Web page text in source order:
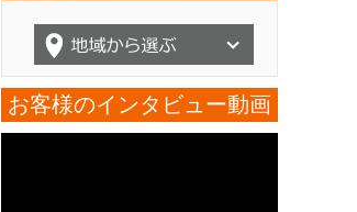
お客様のインタビュー動画